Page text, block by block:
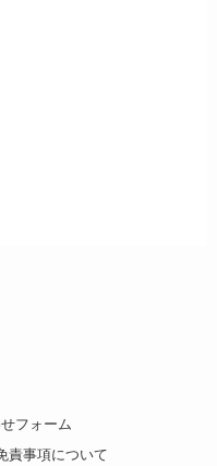
フォーム
責事項について